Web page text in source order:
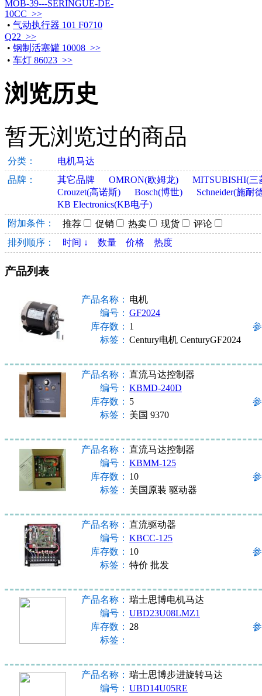
MOB-39---SERINGUE-DE-
10CC >>
• 气动执行器 101 F0710
Q22 >>
• 钢制活塞罐 10008 >>
• 车灯 86023 >>
浏览历史
暂无浏览过的商品
分类：
电机马达
品牌：
其它品牌 OMRON(欧姆龙)
MITSUBISHI(三
Crouzet(高诺斯)
Bosch(博世)
Schneider(施耐
KB Electronics(KB电子)
附加条件：
推荐 促销 热卖 现货
评论
排列顺序：
时间 ↓ 数量 价格 热度
产品列表
产品名称： 电机
编号： GF2024
库存数： 1
标签： Century电机 CenturyGF2024
产品名称： 直流马达控制器
编号： KBMD-240D
库存数： 5
标签： 美国 9370
产品名称： 直流马达控制器
编号： KBMM-125
库存数： 10
标签： 美国原装 驱动器
产品名称： 直流驱动器
编号： KBCC-125
库存数： 10
标签： 特价 批发
产品名称： 瑞士思博电机马达
编号： UBD23U08LMZ1
库存数： 28
标签：
产品名称： 瑞士思博步进旋转马达
编号： UBD14U05RE